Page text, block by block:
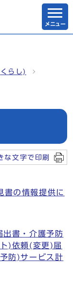
メニュー
らし)
な文字で印刷
の情報提供に
出書・介護予防
)依頼(変更)届
防)サービス計